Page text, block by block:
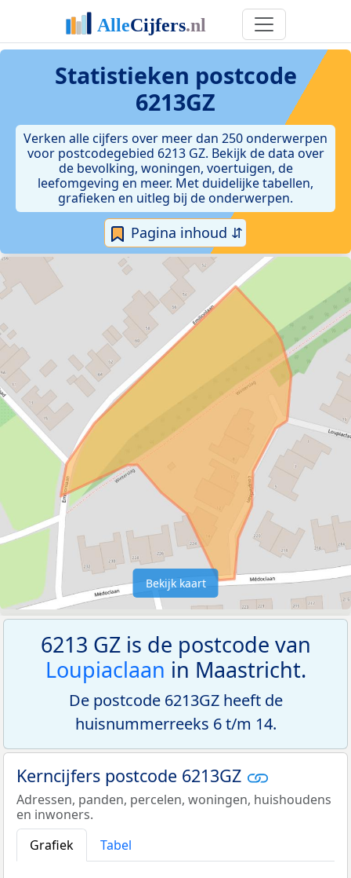
Statistieken postcode
6213GZ
Verken alle cijfers over meer dan 250 onderwerpen
voor postcodegebied 6213 GZ. Bekijk de data over
de bevolking, woningen, voertuigen, de
leefomgeving en meer. Met duidelijke tabellen,
grafieken en uitleg bij de onderwerpen.
Pagina inhoud ⇵
Bekijk kaart
6213 GZ is de postcode van
Loupiaclaan in Maastricht.
De postcode 6213GZ heeft de
huisnummerreeks 6 t/m 14.
Kerncijfers postcode 6213GZ
Adressen, panden, percelen, woningen, huishoudens
en inwoners.
Grafiek
Tabel